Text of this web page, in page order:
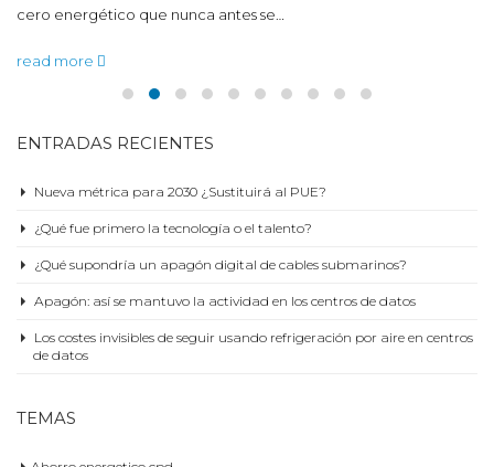
cero energético que nunca antes se…
read more
ENTRADAS RECIENTES
Nueva métrica para 2030 ¿Sustituirá al PUE?
¿Qué fue primero la tecnología o el talento?
¿Qué supondría un apagón digital de cables submarinos?
Apagón: así se mantuvo la actividad en los centros de datos
Los costes invisibles de seguir usando refrigeración por aire en centros
de datos
TEMAS